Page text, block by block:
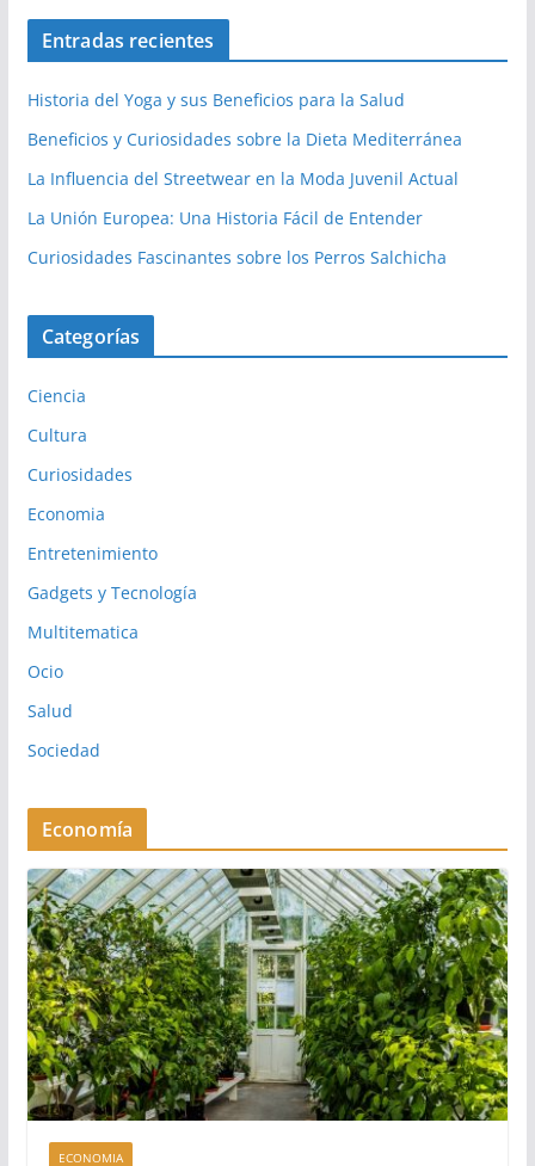
Entradas recientes
Historia del Yoga y sus Beneficios para la Salud
Beneficios y Curiosidades sobre la Dieta Mediterránea
La Influencia del Streetwear en la Moda Juvenil Actual
La Unión Europea: Una Historia Fácil de Entender
Curiosidades Fascinantes sobre los Perros Salchicha
Categorías
Ciencia
Cultura
Curiosidades
Economia
Entretenimiento
Gadgets y Tecnología
Multitematica
Ocio
Salud
Sociedad
Economía
ECONOMIA